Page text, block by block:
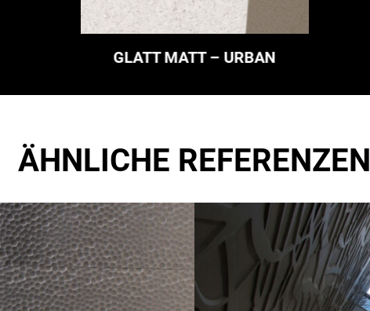
GLATT MATT – URBAN
ÄHNLICHE REFERENZEN